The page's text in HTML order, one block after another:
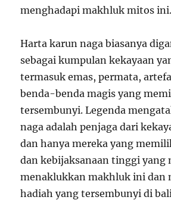
menghadapi makhluk mitos ini.
Harta karun naga biasanya
sebagai kumpulan kekayaan
termasuk emas, permata,
benda-benda magis yang
tersembunyi. Legenda
naga adalah penjaga dari
dan hanya mereka yang
dan kebijaksanaan tinggi yang
menaklukkan makhluk ini dan
hadiah yang tersembunyi di